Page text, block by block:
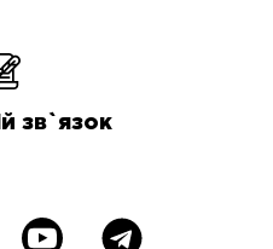
зв`язок